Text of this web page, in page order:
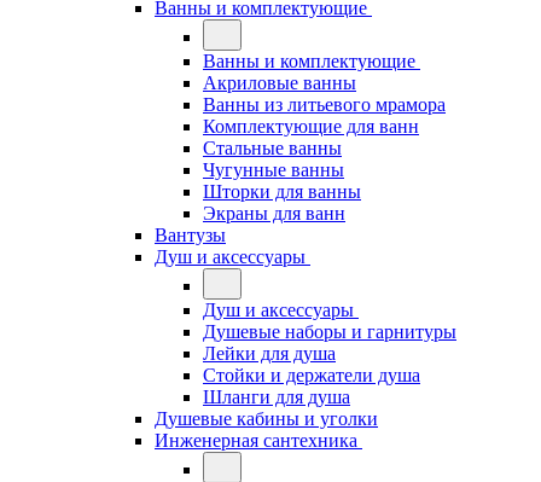
Ванны и комплектующие
Ванны и комплектующие
Акриловые ванны
Ванны из литьевого мрамора
Комплектующие для ванн
Стальные ванны
Чугунные ванны
Шторки для ванны
Экраны для ванн
Вантузы
Душ и аксессуары
Душ и аксессуары
Душевые наборы и гарнитуры
Лейки для душа
Стойки и держатели душа
Шланги для душа
Душевые кабины и уголки
Инженерная сантехника